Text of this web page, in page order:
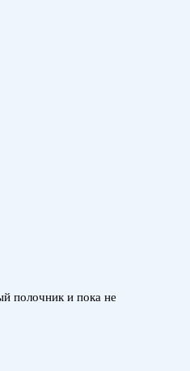
полочник и пока не